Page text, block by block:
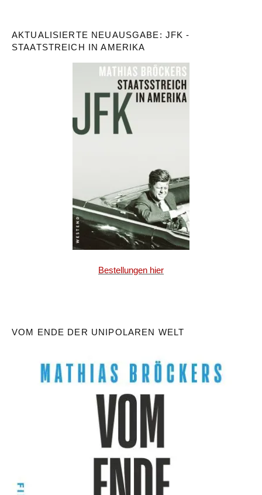
AKTUALISIERTE NEUAUSGABE: JFK -
STAATSTREICH IN AMERIKA
Bestellungen hier
VOM ENDE DER UNIPOLAREN WELT